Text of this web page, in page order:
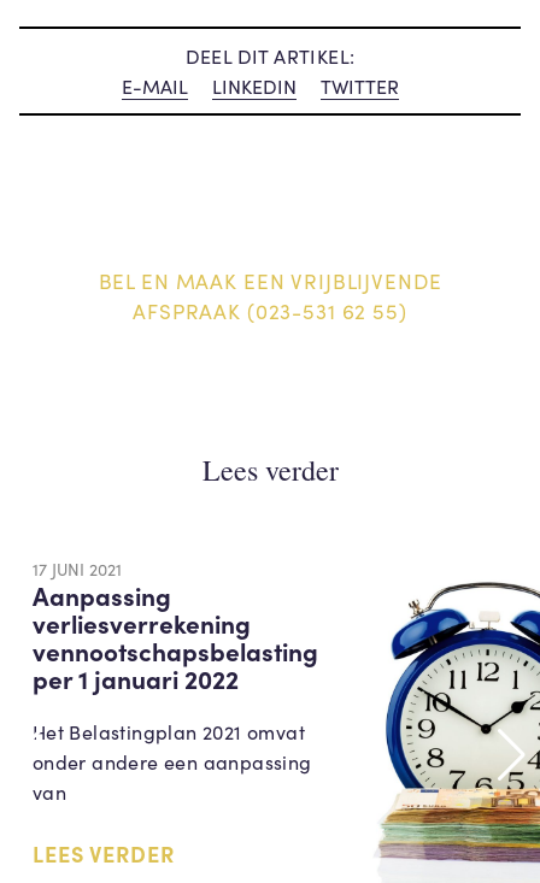
DEEL DIT ARTIKEL:
E-MAIL
LINKEDIN TWITTER
BEL EN MAAK EEN VRIJBLIJVENDE
AFSPRAAK (023-531 62 55)
Lees verder
17 JUNI 2021
Aanpassing
verliesverrekening
vennootschapsbelasting
per 1 januari 2022
Het Belastingplan 2021 omvat
onder andere een aanpassing
van
LEES VERDER